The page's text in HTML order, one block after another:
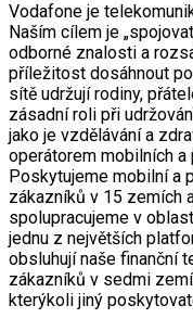
Vodafone je
Naším cílem je
odborné znalosti a
příležitost dosáhnout
sítě udržují rodiny,
zásadní roli při
jako je vzdělávání a
operátorem mobilních a
Poskytujeme mobilní a
zákazníků v 15 zemích
spolupracujeme v
jednu z největších
obsluhují naše finanční
zákazníků v sedmi
kterýkoli jiný